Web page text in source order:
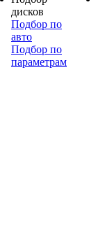
дисков
Подбор по
авто
Подбор по
параметрам